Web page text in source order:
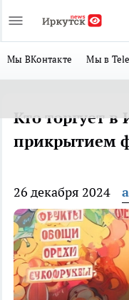
Мы ВКонтакте Мы в
Кто торгует в
прикрытием
26 декабря 2024